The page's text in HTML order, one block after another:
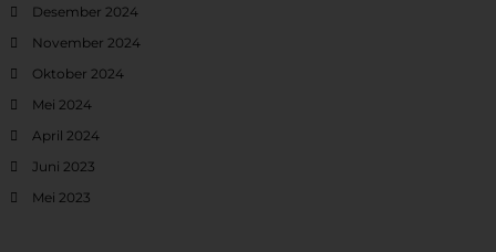
Desember 2024
November 2024
Oktober 2024
Mei 2024
April 2024
Juni 2023
Mei 2023